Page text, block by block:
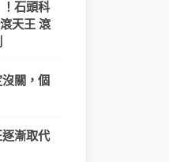
石頭科
天王 滾
關，個
漸取代